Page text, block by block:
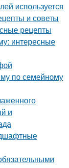
используется
и советы
рецепты
интересные
по семейному
и